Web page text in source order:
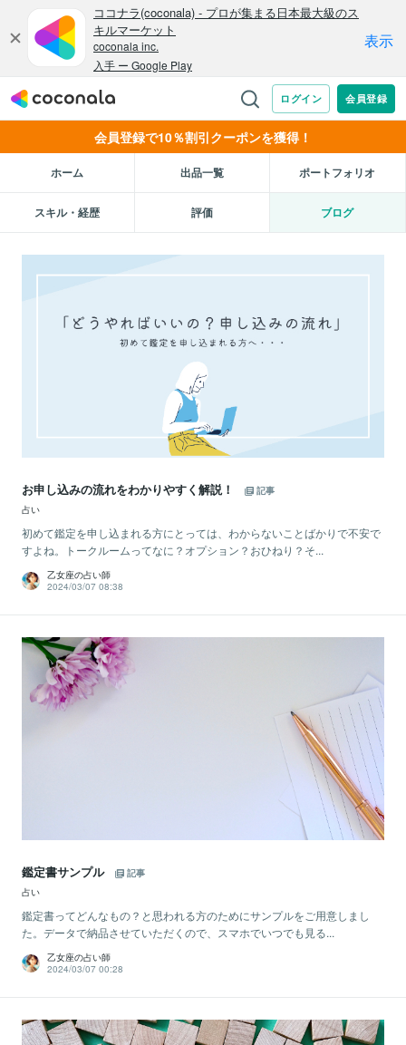
会員登録で10％割引クーポンを獲得！
ホーム 出品一覧 ポートフォリオ
スキル・経歴 評価 ブログ
お申し込みの流れをわかりやすく解説！
記事
占い
初めて鑑定を申し込まれる方にとっては、わからないことばかりで不安で
すよね。トークルームってなに？オプション？おひねり？そ...
乙女座の占い師
2024/03/07 08:38
鑑定書サンプル
記事
占い
鑑定書ってどんなもの？と思われる方のためにサンプルをご用意しまし
た。データで納品させていただくので、スマホでいつでも見る...
乙女座の占い師
2024/03/07 00:28